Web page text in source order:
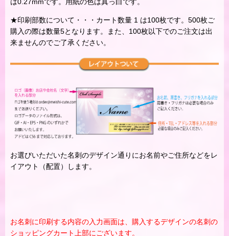
★印刷部数について・・・カート数量 1 は100枚です。500枚ご
購入の際は数量5となります。また、100枚以下でのご注文は出
来ませんのでご了承ください。
お選びいただいた名刺のデザイン通りにお名前やご住所などをレ
イアウト（配置）します。
お名刺に印刷する内容の入力画面は、購入するデザインの名刺の
ショッピングカート上部にございます。